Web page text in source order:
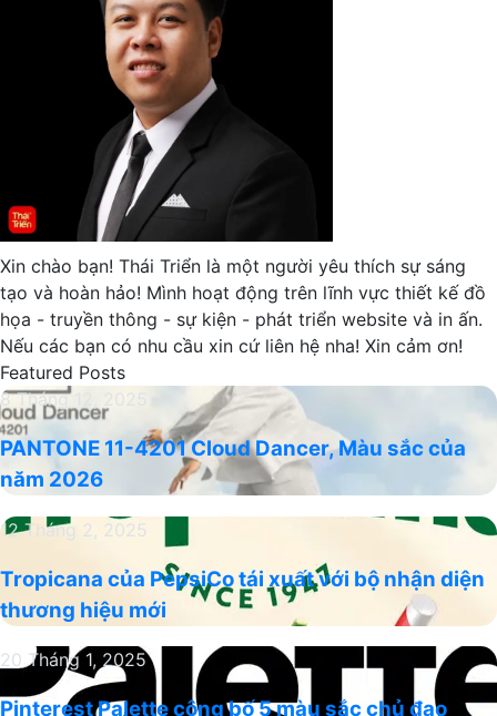
Xin chào bạn! Thái Triển là một người yêu thích sự sáng
tạo và hoàn hảo! Mình hoạt động trên lĩnh vực thiết kế đồ
họa - truyền thông - sự kiện - phát triển website và in ấn.
Nếu các bạn có nhu cầu xin cứ liên hệ nha! Xin cảm ơn!
Featured Posts
PANTONE
11-
4201
Cloud
Màu
của
năm
8 Tháng 12, 2025
PANTONE 11-4201 Cloud Dancer, Màu sắc của
năm 2026
Tropicana
PepsiCo
tái
với
12 Tháng 2, 2025
Tropicana của PepsiCo tái xuất với bộ nhận diện
thương hiệu mới
Pinterest
Palette
20 Tháng 1, 2025
Pinterest Palette công bố 5 màu sắc chủ đạo